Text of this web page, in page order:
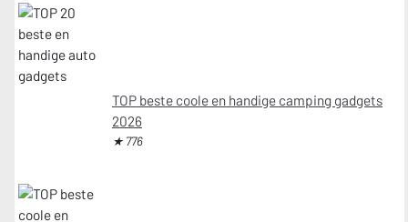
TOP beste coole en handige camping gadgets
2026
★ 776